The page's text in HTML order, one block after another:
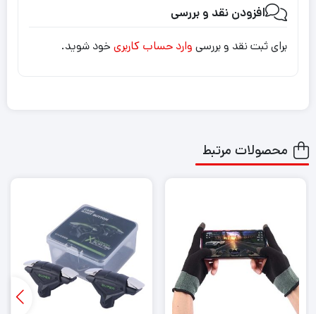
افزودن نقد و بررسی
برای ثبت نقد و بررسی وارد حساب کاربری خود شوید.
محصولات مرتبط